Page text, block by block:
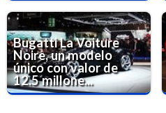
Bugatti La Voiture
Noire, un modelo
único con valor de
12.5 millone...